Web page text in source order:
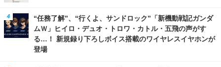
“任務了解”、“行くよ、サンドロック”「新機動戦記ガンダ
ムＷ」ヒイロ・デュオ・トロワ・カトル・五飛の声がす
る…！ 新規録り下ろしボイス搭載のワイヤレスイヤホンが
登場